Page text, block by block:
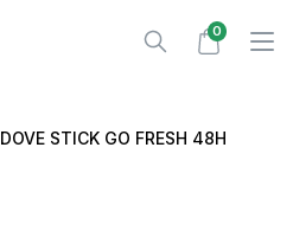
0
DOVE STICK GO FRESH 48H